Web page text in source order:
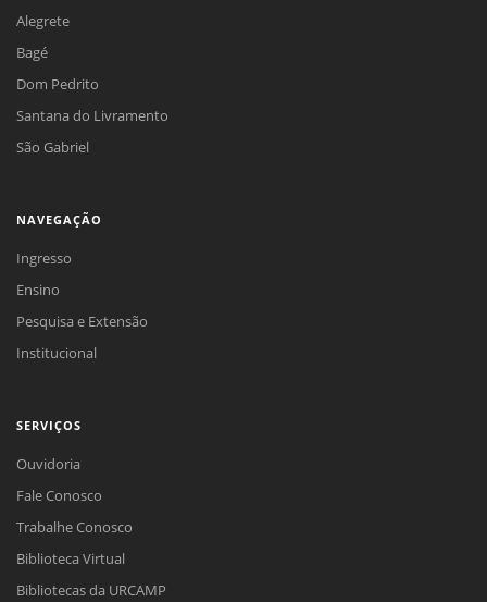
Alegrete
Bagé
Dom Pedrito
Santana do Livramento
São Gabriel
NAVEGAÇÃO
Ingresso
Ensino
Pesquisa e Extensão
Institucional
SERVIÇOS
Ouvidoria
Fale Conosco
Trabalhe Conosco
Biblioteca Virtual
Bibliotecas da URCAMP